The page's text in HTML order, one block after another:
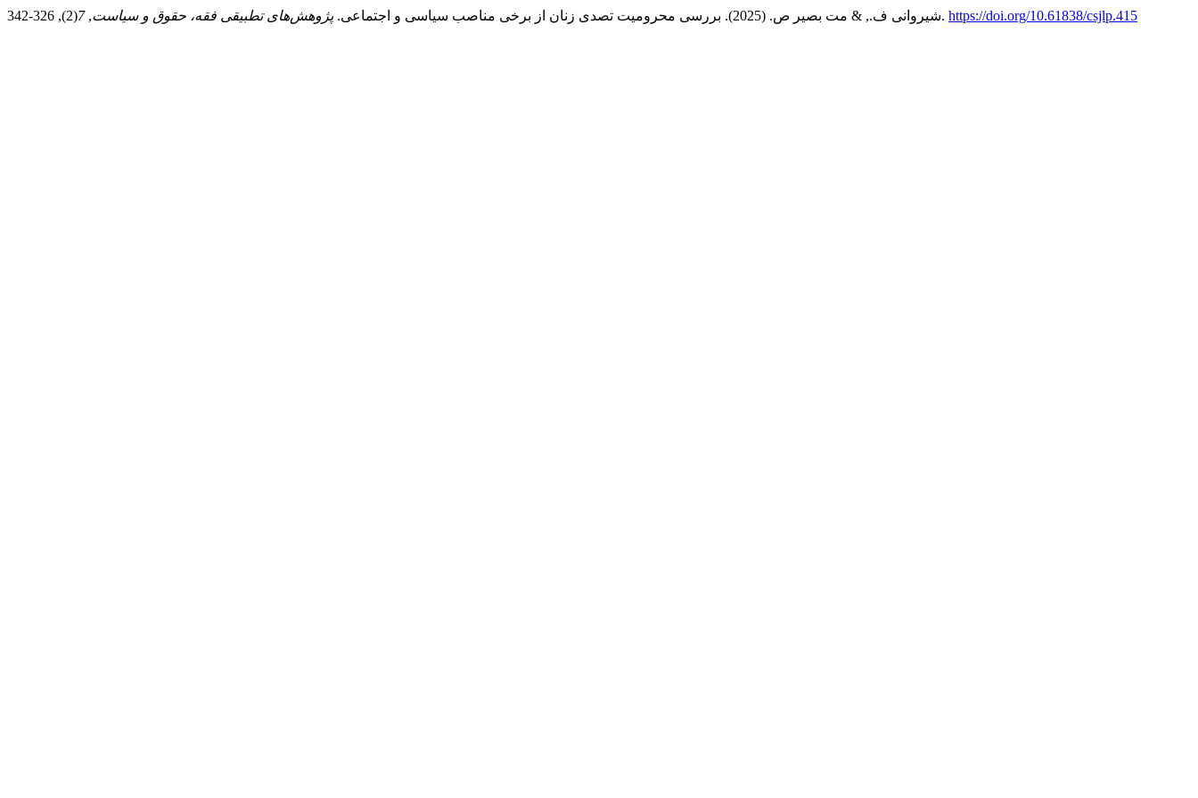
شیروانی ف., & مت بصیر ص. (2025). بررسی محرومیت تصدی زنان از برخی مناصب سیاسی و اجتماعی. پژوهش‌های تطبیقی فقه، حقوق و سیاست,
7 (2), 326-342. https://doi.org/10.61838/csjlp.415